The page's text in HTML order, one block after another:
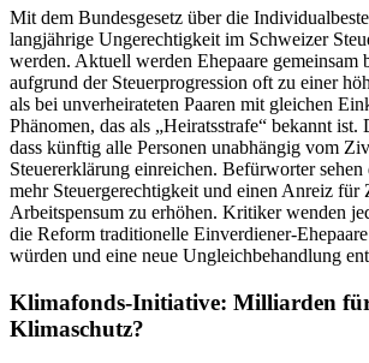
Mit dem Bundesgesetz über die
langjährige Ungerechtigkeit im Schweizer
werden. Aktuell werden Ehepaare gemeinsam
aufgrund der Steuerprogression oft zu einer
als bei unverheirateten Paaren mit gleichen
Phänomen, das als „Heiratsstrafe“ bekannt ist.
dass künftig alle Personen unabhängig vom
Steuererklärung einreichen. Befürworter
mehr Steuergerechtigkeit und einen Anreiz für
Arbeitspensum zu erhöhen. Kritiker wenden
die Reform traditionelle Einverdiener-
würden und eine neue Ungleichbehandlung
Klimafonds-Initiative: Milliarden
Klimaschutz?